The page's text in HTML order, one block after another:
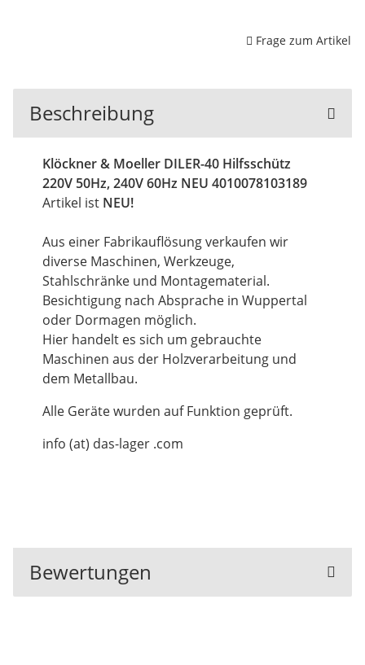
Frage zum Artikel
Beschreibung
Klöckner & Moeller DILER-40 Hilfsschütz
220V 50Hz, 240V 60Hz NEU 4010078103189
Artikel ist NEU!
Aus einer Fabrikauflösung verkaufen wir
diverse Maschinen, Werkzeuge,
Stahlschränke und Montagematerial.
Besichtigung nach Absprache in Wuppertal
oder Dormagen möglich.
Hier handelt es sich um gebrauchte
Maschinen aus der Holzverarbeitung und
dem Metallbau.
Alle Geräte wurden auf Funktion geprüft.
info (at) das-lager .com
Bewertungen